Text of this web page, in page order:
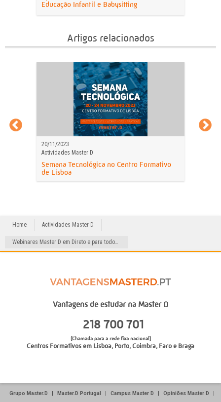
Educação Infantil e Babysitting
Artigos relacionados
20/11/2023
Actividades Master D
Semana Tecnológica no Centro Formativo
de Lisboa
Home Actividades Master D
Webinares Master D em Direto e para todos! Calendário de maio
Vantagens de estudar na Master D
218 700 701
(Chamada para a rede fixa nacional)
Centros Formativos em Lisboa, Porto,Coimbra, Faroe Braga
Grupo Master.D Master.D Portugal Campus Master D Opiniões Master D